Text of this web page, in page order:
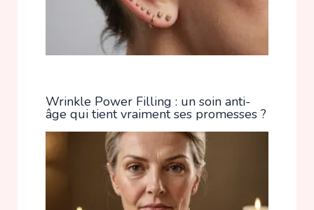
Wrinkle Power Filling : un soin anti-
âge qui tient vraiment ses promesses ?